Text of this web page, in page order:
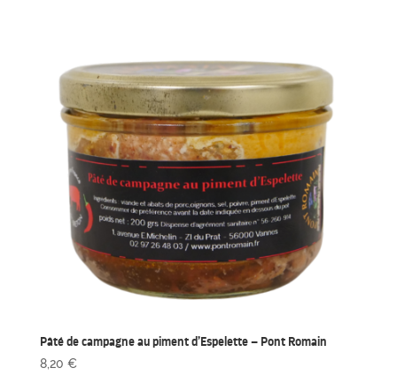
Pâté de campagne au piment d’Espelette – Pont Romain
8,20 €